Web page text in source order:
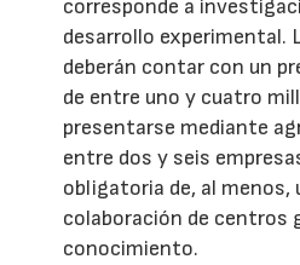
corresponde a
desarrollo experimental.
deberán contar con un
de entre uno y cuatro
presentarse mediante
entre dos y seis
obligatoria de, al menos,
colaboración de centros
conocimiento.